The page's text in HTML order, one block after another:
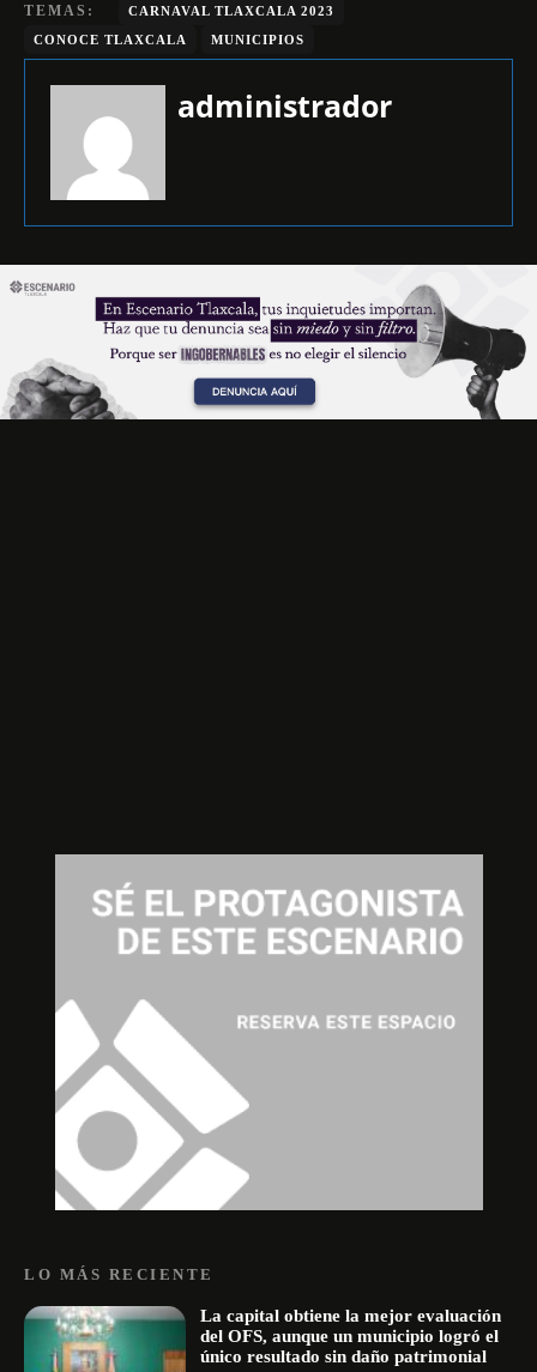
TEMAS:
CARNAVAL TLAXCALA 2023
CONOCE TLAXCALA
MUNICIPIOS
administrador
LO MÁS RECIENTE
La capital obtiene la mejor evaluación
del OFS, aunque un municipio logró el
único resultado sin daño patrimonial